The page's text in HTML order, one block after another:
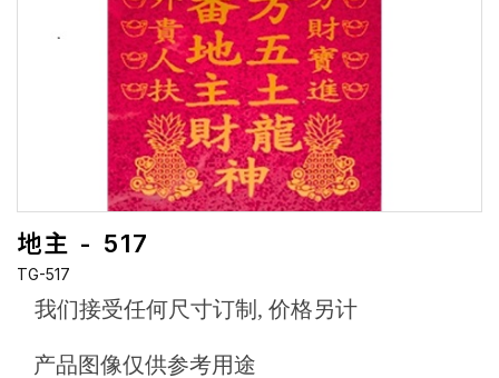
地主 - 517
TG-517
我们接受任何尺寸订制, 价格另计
产品图像仅供参考用途